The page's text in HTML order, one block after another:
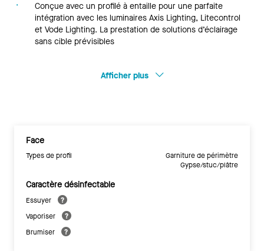
Conçue avec un profilé à entaille pour une parfaite
intégration avec les luminaires Axis Lighting, Litecontrol
et Vode Lighting. La prestation de solutions d’éclairage
sans cible prévisibles
Afficher plus
Face
Types de profil
Garniture de périmètre
Gypse/stuc/plâtre
Caractère désinfectable
Essuyer
Vaporiser
Brumiser